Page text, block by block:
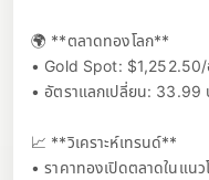
🌍 **ตลาดทองโลก**
• Gold Spot:
• อัตราแลกเปลี่ยน: 33.99
📈 **วิเคราะห์เทรนด์**
• ราคาทองเปิดตลาดในแนว